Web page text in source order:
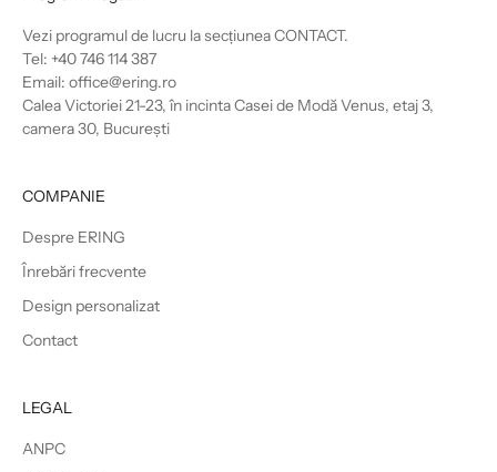
Vezi programul de lucru la secțiuneaCONTACT.
Tel: +40 746 114 387
Email: office@ering.ro
Calea Victoriei 21-23, în incinta Casei de Modă Venus, etaj 3,
camera 30, București
COMPANIE
Despre ERING
Înrebări frecvente
Design personalizat
Contact
LEGAL
ANPC